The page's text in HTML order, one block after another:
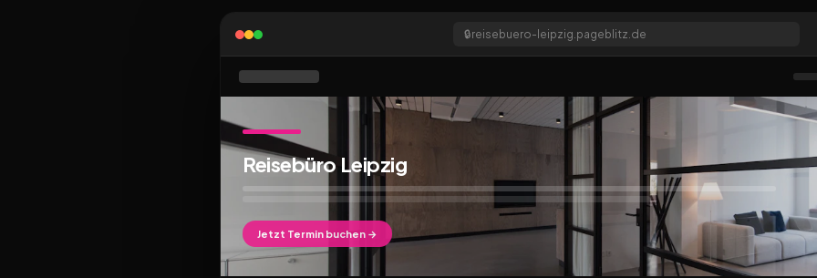
🔒reisebuero-leipzig.pageblitz.de
Reisebüro Leipzig
Jetzt Termin buchen →